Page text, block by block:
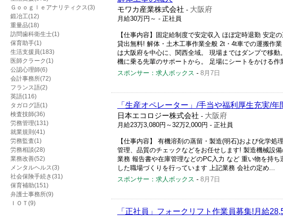
Ｇｏｏｇｌｅアナリティクス(3)
鍛冶工(12)
重量品(18)
訪問歯科衛生士(1)
保育助手(1)
生活支援員(183)
医師クラーク(1)
公認心理師(6)
会計事務所(72)
フランス語(2)
英語(116)
タガログ語(1)
検査技師(36)
労務管理(131)
就業規則(41)
労務監査(1)
労務相談(28)
業務改善(52)
メンタルヘルス(3)
社会保険手続き(31)
保育補助(151)
弁護士事務所(9)
ＩＯＴ(9)
モワカ産業株式会社 - 大阪府
月給30万円～ - 正社員
【仕事内容】固定給制度で安定収入 ほぼ定時退勤 安定
貸出無料! 解体・土木工事作業全般 2t・4t車での運搬作
は大阪府を中心に、関西全域。 現場まではダンプで移
機に乗る先輩のサポートから。 足場にシートをかける
スポンサー：求人ボックス - 8月7日
「生産オペレーター」/手当や福利厚生充実/年
日本エコロジー株式会社 - 大阪府
月給23万3,080円～32万2,000円 - 正社員
【仕事内容】 有機溶剤の蒸留・製造(明石)および化学
管理、品質のチェックなどをお任せします! 製造機械設
業務 報告書や在庫管理などのPC入力 など 重い物を持
した職場づくりを行っています 上記業務 会社の定め...
スポンサー：求人ボックス - 8月7日
「正社員」フォークリフト作業員募集!月給